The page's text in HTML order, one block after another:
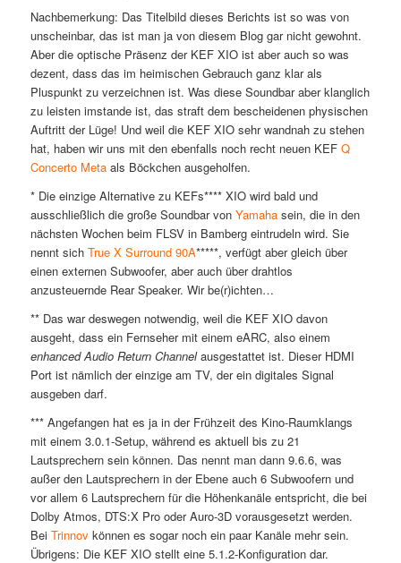
Nachbemerkung: Das Titelbild dieses Berichts ist so was von
unscheinbar, das ist man ja von diesem Blog gar nicht gewohnt.
Aber die optische Präsenz der KEF XIO ist aber auch so was
dezent, dass das im heimischen Gebrauch ganz klar als
Pluspunkt zu verzeichnen ist. Was diese Soundbar aber klanglich
zu leisten imstande ist, das straft dem bescheidenen physischen
Auftritt der Lüge! Und weil die KEF XIO sehr wandnah zu stehen
hat, haben wir uns mit den ebenfalls noch recht neuen KEF Q
Concerto Metaals Böckchen ausgeholfen.
* Die einzige Alternative zu KEFs**** XIO wird bald und
ausschließlich die große Soundbar von Yamahasein, die in den
nächsten Wochen beim FLSV in Bamberg eintrudeln wird. Sie
nennt sich True X Surround 90A*****, verfügt aber gleich über
einen externen Subwoofer, aber auch über drahtlos
anzusteuernde Rear Speaker. Wir be(r)ichten…
** Das war deswegen notwendig, weil die KEF XIO davon
ausgeht, dass ein Fernseher mit einem eARC, also einem
enhanced Audio Return Channelausgestattet ist. Dieser HDMI
Port ist nämlich der einzige am TV, der ein digitales Signal
ausgeben darf.
*** Angefangen hat es ja in der Frühzeit des Kino-Raumklangs
mit einem 3.0.1-Setup, während es aktuell bis zu 21
Lautsprechern sein können. Das nennt man dann 9.6.6, was
außer den Lautsprechern in der Ebene auch 6 Subwoofern und
vor allem 6 Lautsprechern für die Höhenkanäle entspricht, die bei
Dolby Atmos, DTS:X Pro oder Auro-3D vorausgesetzt werden.
Bei Trinnovkönnen es sogar noch ein paar Kanäle mehr sein.
Übrigens: Die KEF XIO stellt eine 5.1.2-Konfiguration dar.